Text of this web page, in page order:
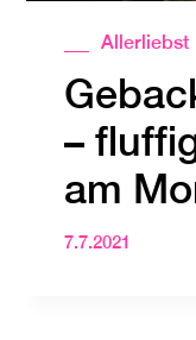
Allerliebst
–
am
7.7.2021